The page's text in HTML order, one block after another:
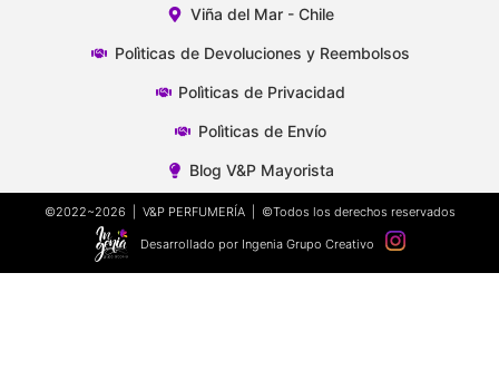
Viña del Mar - Chile
Polìticas de Devoluciones y Reembolsos
Polìticas de Privacidad
Polìticas de Envío
Blog V&P Mayorista
©2022~2026 | V&P PERFUMERÍA | ©Todos los derechos reservados
Desarrollado por Ingenia Grupo Creativo